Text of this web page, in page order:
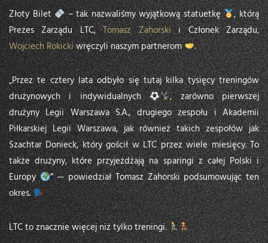
Złoty Bilet – tak nazwaliśmy wyjątkową statuetkę
, którą
Prezes Zarządu LTC,Tomasz Zahorskii Członek Zarządu,
Wojciech Rokickiwręczyli naszym partnerom .
„Przez te cztery lata odbyło się tutaj kilka tysięcy treningów
drużynowych i indywidualnych
, zarówno pierwszej
drużyny Legii Warszawa S.A., drugiego zespołu i Akademii
Piłkarskiej Legii Warszawa, jak również takich zespołów jak
Szachtar Donieck, który gościł w LTC przez wiele miesięcy. To
także drużyny, które przyjeżdżają na sparingi z całej Polski i
Europy
” — powiedział Tomasz Zahorski podsumowując ten
okres.
LTC to znacznie więcej niż tylko treningi.